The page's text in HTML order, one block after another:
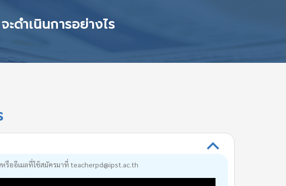
ดำเนินการอย่างไร
B
รืออีเมลที่ใช้สมัครมาที่ teacherpd@ipst.ac.th